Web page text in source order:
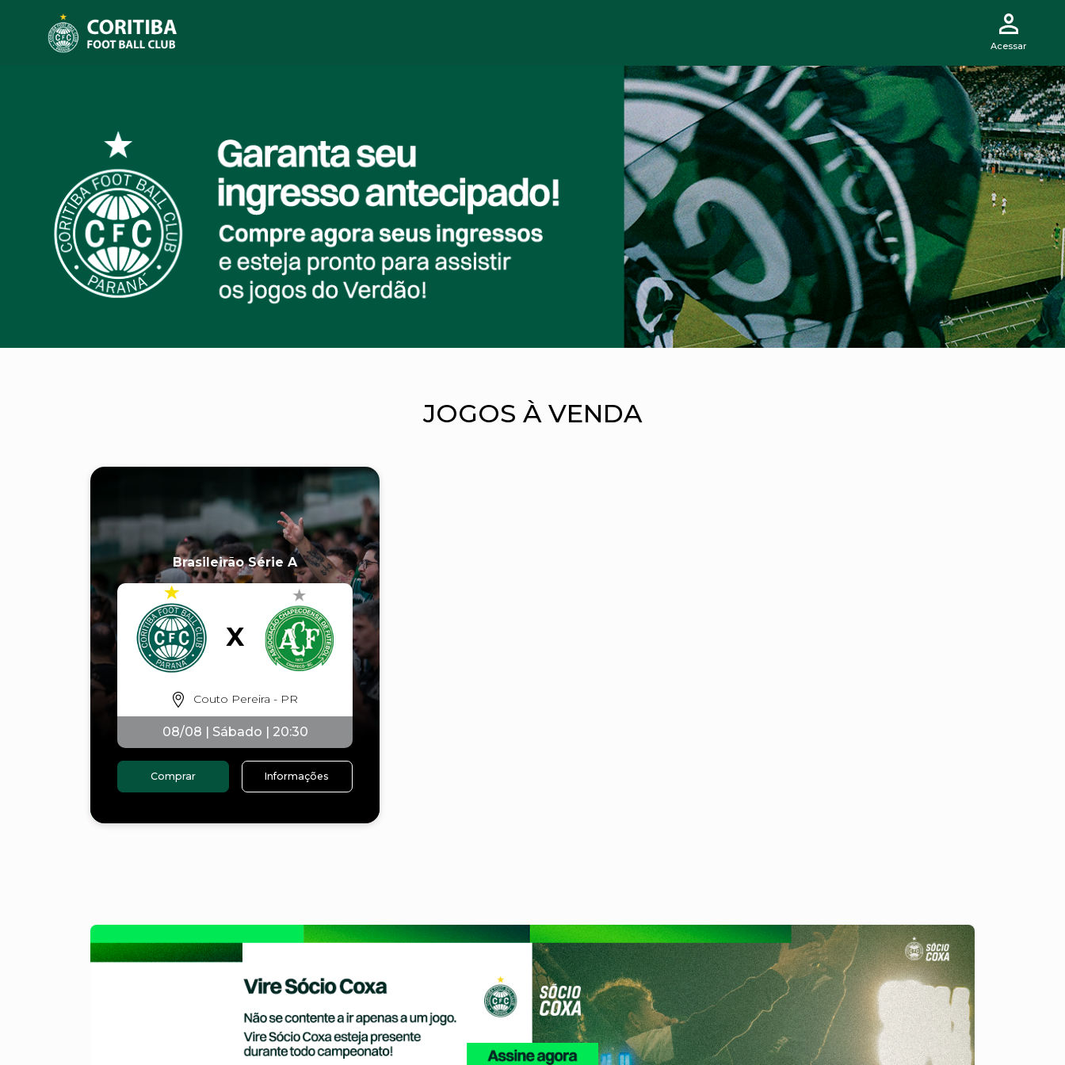
Acessar
JOGOS À VENDA
Brasileirão Série A
Couto Pereira - PR
08/08 | Sábado | 20:30
Comprar Informações